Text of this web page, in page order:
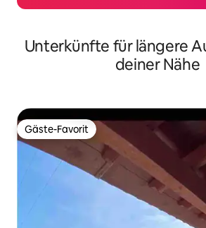
Unterkünfte für längere
deiner Nähe
Gäste-Favorit
Gäste-Favorit